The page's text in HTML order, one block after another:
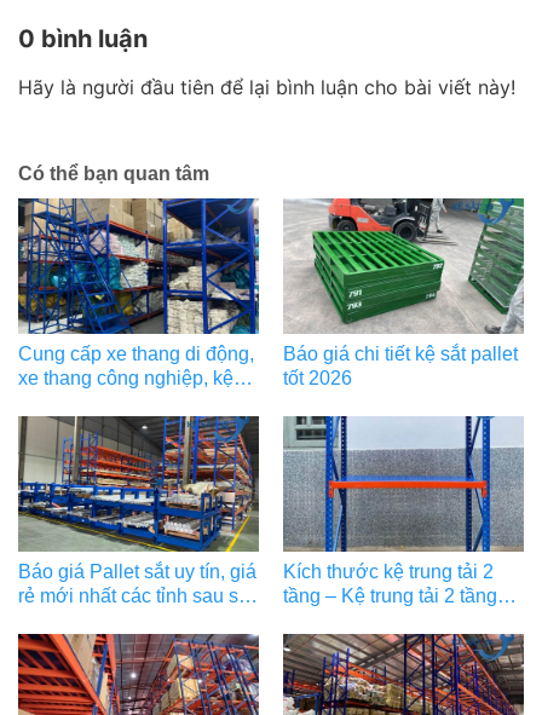
0 bình luận
Hãy là người đầu tiên để lại bình luận cho bài viết này!
Có thể bạn quan tâm
Cung cấp xe thang di động,
xe thang công nghiệp, kệ
Báo giá chi tiết kệ sắt pallet
tốt 2026
Báo giá Pallet sắt uy tín, giá
rẻ mới nhất các tỉnh sau sát
Kích thước kệ trung tải 2
tầng – Kệ trung tải 2 tầng